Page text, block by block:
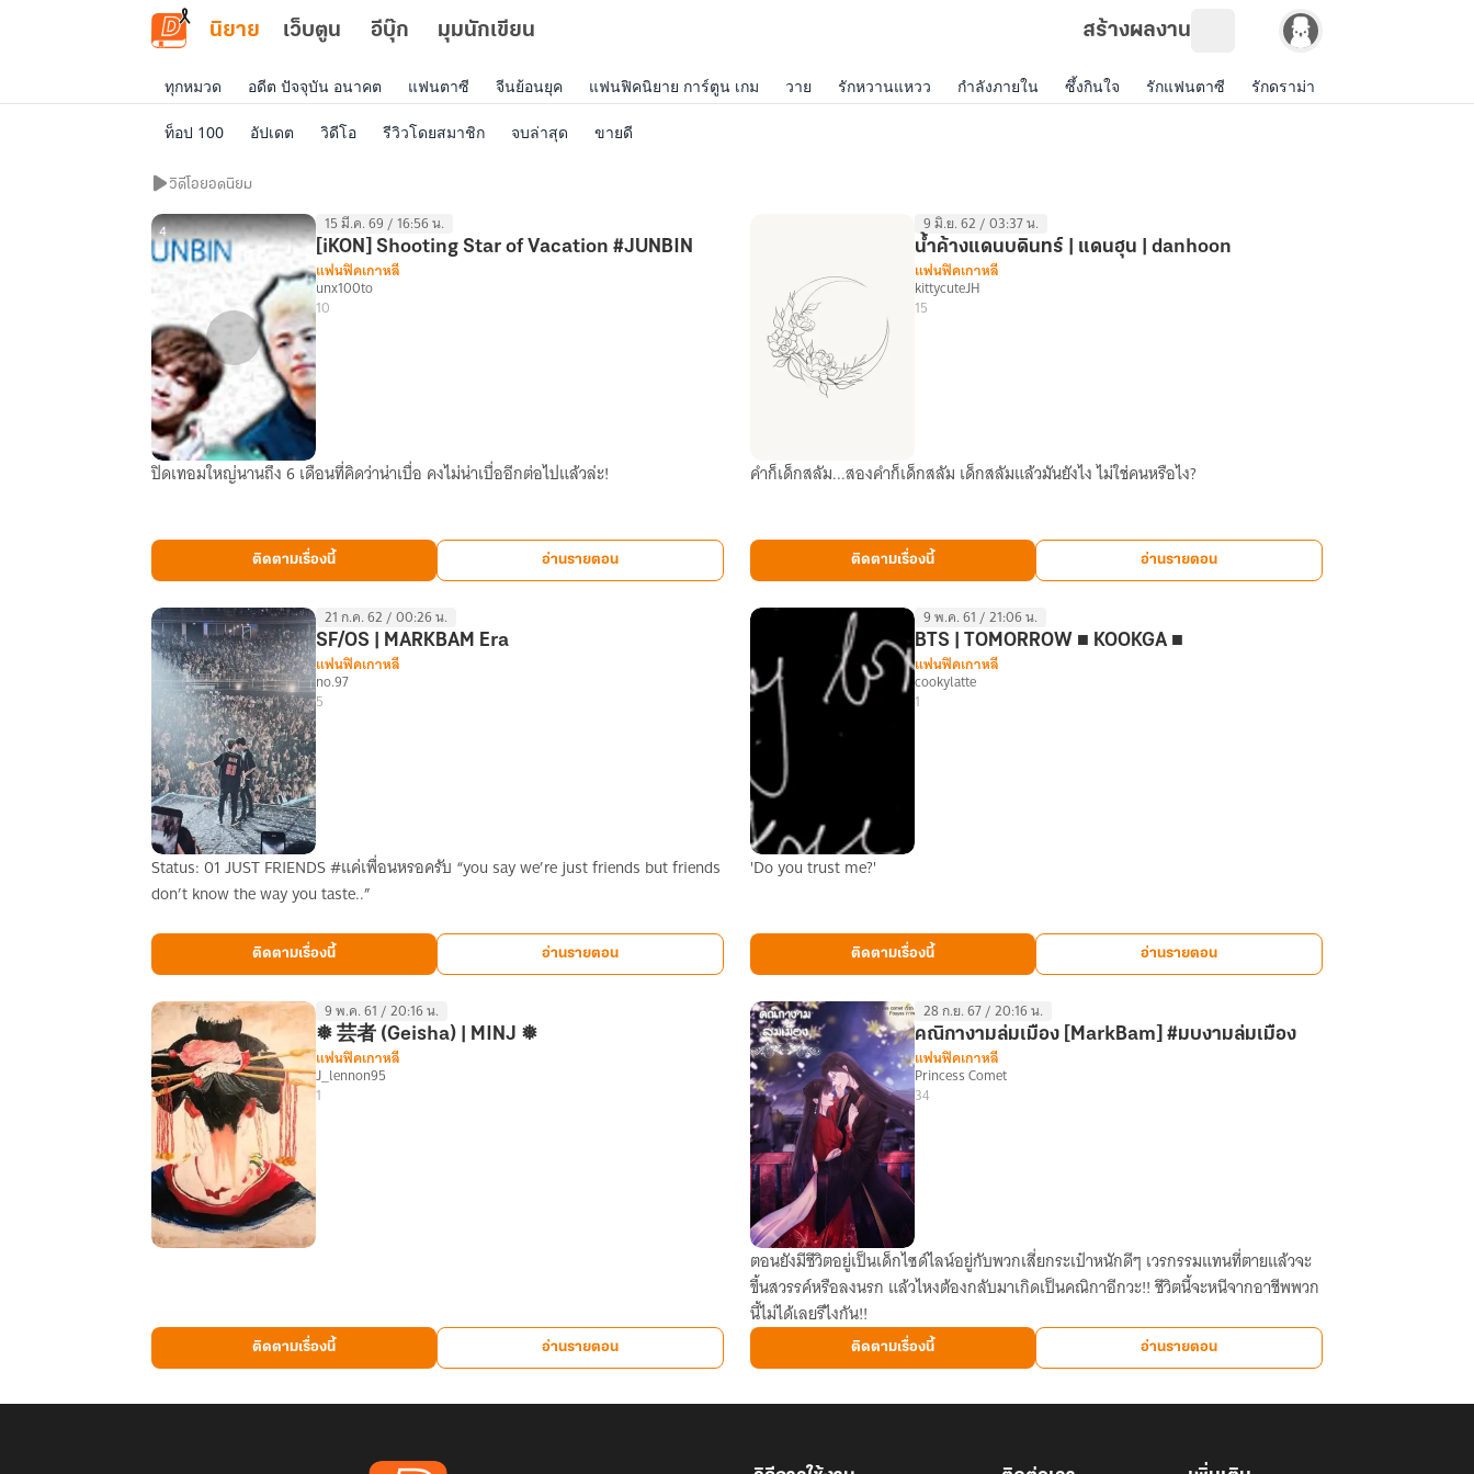
ข้ามไปยังเนื้อหาหลัก
นิยาย เว็บตูน อีบุ๊ก มุมนักเขียน สร้างผลงาน
ทุกหมวด อดีต ปัจจุบัน อนาคต แฟนตาซี จีนย้อนยุค แฟนฟิคนิยาย การ์ตูน เกม วาย รักหวานแหวว กำลังภายใน ซึ้งกินใจ รักแฟนตาซี รักดราม่า
ท็อป 100 อัปเดต วิดีโอ รีวิวโดยสมาชิก จบล่าสุด ขายดี
วิดีโอยอดนิยม
[iKON]
of
Vacation
#JUNBIN
4 15 มี.ค. 69 / 16:56 น.
[iKON] Shooting Star of Vacation #JUNBIN
แฟนฟิคเกาหลี
unx100to
10
ปิดเทอมใหญ่นานถึง 6 เดือนที่คิดว่าน่าเบื่อ คงไม่น่าเบื่ออีกต่อไปแล้วล่ะ!
ติดตามเรื่องนี้ อ่านรายตอน
น้ำค้าง
|
แดน
ฮุน
danhoon
9 มิ.ย. 62 / 03:37 น.
น้ำค้างแดนบดินทร์ | แดนฮุน | danhoon
แฟนฟิคเกาหลี
kittycuteJH
15
คำก็เด็กสลัม...สองคำก็เด็กสลัม เด็กสลัมแล้วมันยังไง ไม่ใช่คนหรือไง?
ติดตามเรื่องนี้ อ่านรายตอน
SF/OS
|
Era
21 ก.ค. 62 / 00:26 น.
SF/OS | MARKBAM Era
แฟนฟิคเกาหลี
no.97
5
Status: 01 JUST FRIENDS #แค่เพื่อนหรอครับ “you say we’re just friends but friends
don’t know the way you taste..”
ติดตามเรื่องนี้ อ่านรายตอน
BTS
■
KOOKGA
■
9 พ.ค. 61 / 21:06 น.
BTS | TOMORROW ■ KOOKGA ■
แฟนฟิคเกาหลี
cookylatte
1
'Do you trust me?'
ติดตามเรื่องนี้ อ่านรายตอน
(Geisha)
|
9 พ.ค. 61 / 20:16 น.
❅ 芸者 (Geisha) | MINJ ❅
แฟนฟิคเกาหลี
J_lennon95
1
ติดตามเรื่องนี้ อ่านรายตอน
คณิกา
งาม
ล่ม
เมือง
[MarkBam]
28 ก.ย. 67 / 20:16 น.
คณิกางามล่มเมือง [MarkBam] #มบงามล่มเมือง
แฟนฟิคเกาหลี
Princess Comet
34
ตอนยังมีชีวิตอยู่เป็นเด็กไซด์ไลน์อยู่กับพวกเสี่ยกระเป๋าหนักดีๆ เวรกรรมแทนที่ตายแล้วจะ
ขึ้นสวรรค์หรือลงนรก แล้วไหงต้องกลับมาเกิดเป็นคณิกาอีกวะ!! ชีวิตนี้จะหนีจากอาชีพพวก
นี้ไม่ได้เลยรึไงกัน!!
ติดตามเรื่องนี้ อ่านรายตอน